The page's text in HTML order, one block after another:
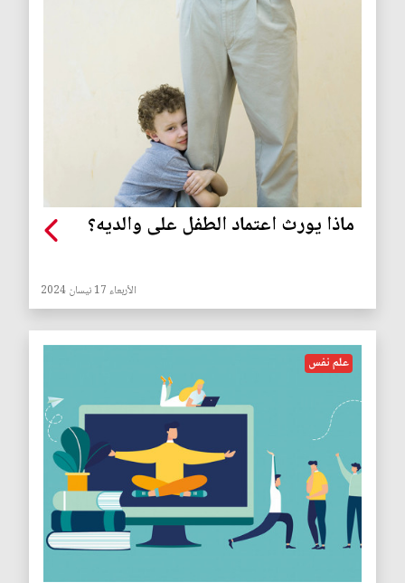
ماذا يورث اعتماد الطفل على والديه؟
الأربعاء 17 نيسان 2024
علم نفس